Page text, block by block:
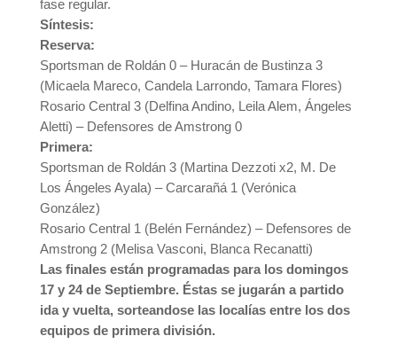
fase regular.
Síntesis:
Reserva:
Sportsman de Roldán 0 – Huracán de Bustinza 3
(Micaela Mareco, Candela Larrondo, Tamara Flores)
Rosario Central 3 (Delfina Andino, Leila Alem, Ángeles
Aletti) – Defensores de Amstrong 0
Primera:
Sportsman de Roldán 3 (Martina Dezzoti x2, M. De
Los Ángeles Ayala) – Carcarañá 1 (Verónica
González)
Rosario Central 1 (Belén Fernández) – Defensores de
Amstrong 2 (Melisa Vasconi, Blanca Recanatti)
Las finales están programadas para los domingos
17 y 24 de Septiembre. Éstas se jugarán a partido
ida y vuelta, sorteandose las localías entre los dos
equipos de primera división.